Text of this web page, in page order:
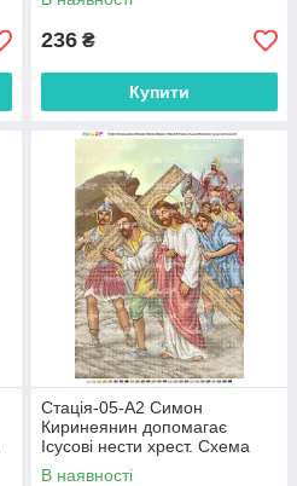
236 ₴
Купити
Стація-05-А2 Симон
Киринеянин допомагає
Ісусові нести хрест. Схема
для вишивки бісером
В наявності